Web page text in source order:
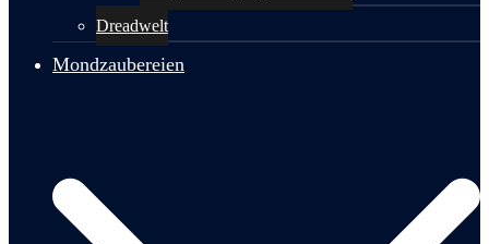
Dreadwelt
Mondzaubereien